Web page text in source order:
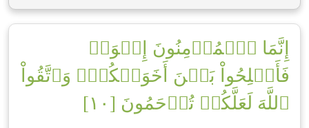
إِنَّمَا ٱلۡمُؤۡمِنُونَ إِخۡوَةٞ
فَأَصۡلِحُواْ بَيۡنَ أَخَوَيۡكُمۡۚ وَٱتَّقُواْ
ٱللَّهَ لَعَلَّكُمۡ تُرۡحَمُونَ [١٠]